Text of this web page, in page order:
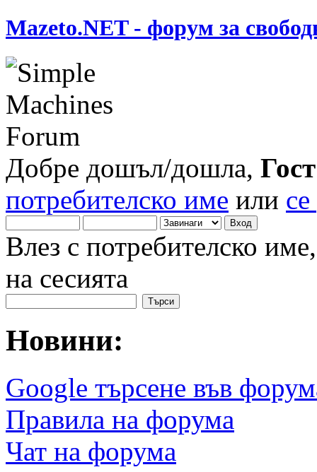
Mazeto.NET - форум за
Добре дошъл/дошла, Гост
потребителско име или
Влез с потребителско
на сесията
Новини:
Google търсене във
Правила на форума
Чат на форума